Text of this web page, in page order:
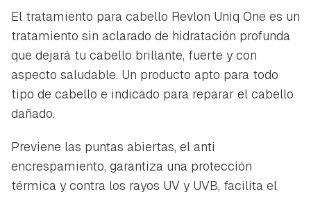
El tratamiento para cabello Revlon Uniq One es un
tratamiento sin aclarado de hidratación profunda
que dejará tu cabello brillante, fuerte y con
aspecto saludable. Un producto apto para todo
tipo de cabello e indicado para reparar el cabello
dañado.
Previene las puntas abiertas, el anti
encrespamiento, garantiza una protección
térmica y contra los rayos UV y UVB, facilita el